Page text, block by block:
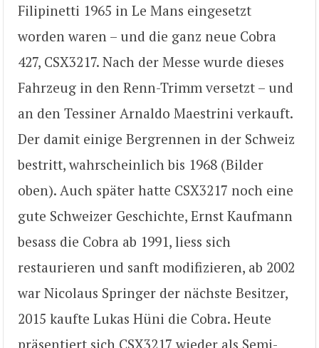
Filipinetti 1965 in Le Mans eingesetzt
worden waren – und die ganz neue Cobra
427, CSX3217. Nach der Messe wurde dieses
Fahrzeug in den Renn-Trimm versetzt – und
an den Tessiner Arnaldo Maestrini verkauft.
Der damit einige Bergrennen in der Schweiz
bestritt, wahrscheinlich bis 1968 (Bilder
oben). Auch später hatte CSX3217 noch eine
gute Schweizer Geschichte, Ernst Kaufmann
besass die Cobra ab 1991, liess sich
restaurieren und sanft modifizieren, ab 2002
war Nicolaus Springer der nächste Besitzer,
2015 kaufte Lukas Hüni die Cobra. Heute
präsentiert sich CSX3217 wieder als Semi-